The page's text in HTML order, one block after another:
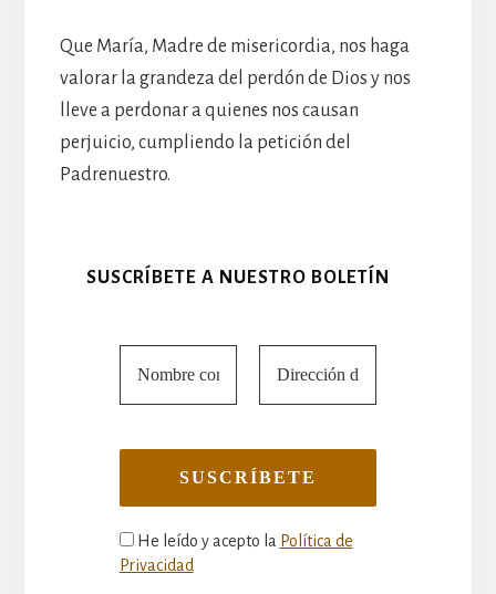
Que María, Madre de misericordia, nos haga
valorar la grandeza del perdón de Dios y nos
lleve a perdonar a quienes nos causan
perjuicio, cumpliendo la petición del
Padrenuestro.
SUSCRÍBETE A NUESTRO BOLETÍN
He leído y acepto la Política de
Privacidad